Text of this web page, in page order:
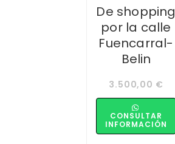
De shopping
por la calle
Fuencarral-
Belin
3.500,00 €
CONSULTAR
INFORMACIÓN